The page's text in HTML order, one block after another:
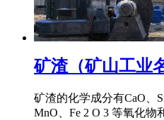
矿渣（矿山工业
矿渣的化学成分有CaO、
MnO、Fe 2 O 3 等氧化物